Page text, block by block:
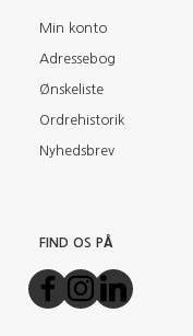
Min konto
Adressebog
Ønskeliste
Ordrehistorik
Nyhedsbrev
FIND OS PÅ